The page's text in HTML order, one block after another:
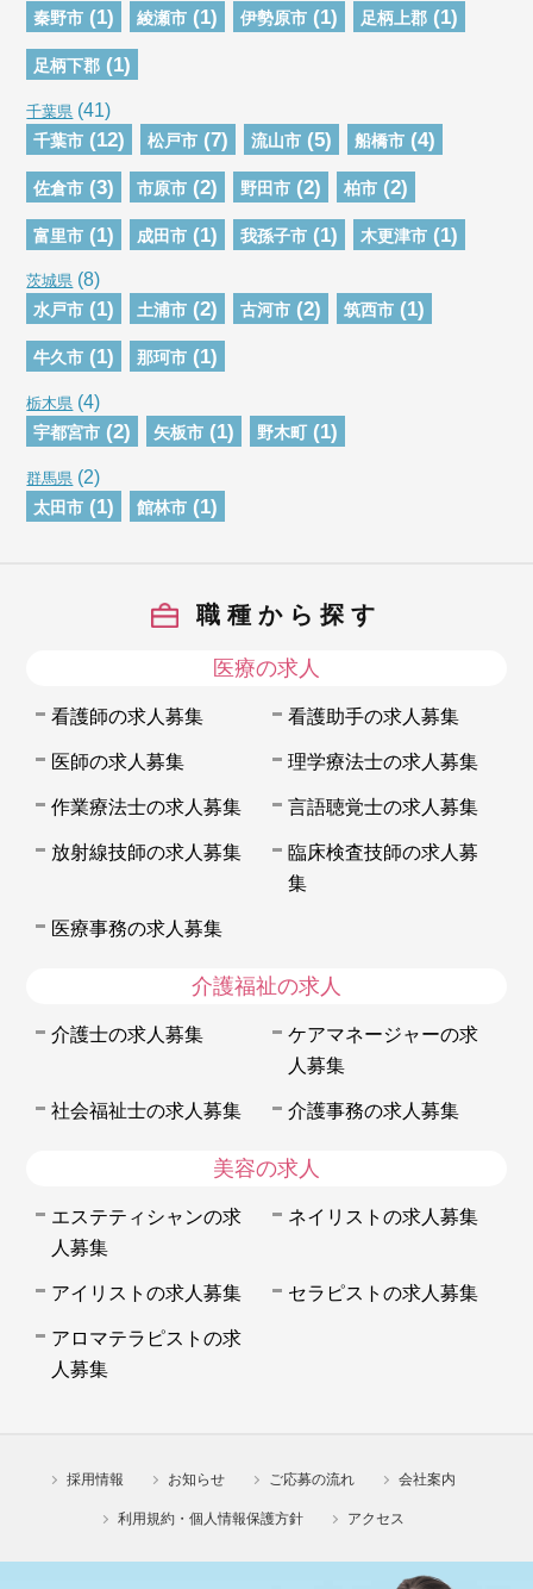
秦野市 (1) 綾瀬市 (1) 伊勢原市 (1) 足柄上郡 (1)
足柄下郡 (1)
千葉県 (41)
千葉市 (12) 松戸市 (7) 流山市 (5) 船橋市 (4)
佐倉市 (3) 市原市 (2) 野田市 (2) 柏市 (2)
富里市 (1) 成田市 (1) 我孫子市 (1) 木更津市 (1)
茨城県 (8)
水戸市 (1) 土浦市 (2) 古河市 (2) 筑西市 (1)
牛久市 (1) 那珂市 (1)
栃木県 (4)
宇都宮市 (2) 矢板市 (1) 野木町 (1)
群馬県 (2)
太田市 (1) 館林市 (1)
職種から探す
医療の求人
看護師の求人募集 看護助手の求人募集
医師の求人募集 理学療法士の求人募集
作業療法士の求人募集 言語聴覚士の求人募集
放射線技師の求人募集
臨床検査技師の求人募
集
医療事務の求人募集
介護福祉の求人
介護士の求人募集
ケアマネージャーの求
人募集
社会福祉士の求人募集 介護事務の求人募集
美容の求人
エステティシャンの求
人募集
ネイリストの求人募集
アイリストの求人募集 セラピストの求人募集
アロマテラピストの求
人募集
採用情報 お知らせ ご応募の流れ 会社案内
利用規約・個人情報保護方針 アクセス